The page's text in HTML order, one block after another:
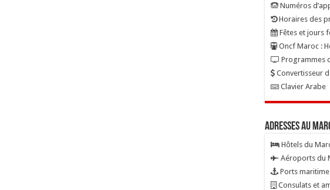
Numéros
Horaires des
Fêtes et jours
Oncf Maroc :
Programmes
Convertisseur
Clavier Arabe
Adresses au
Hôtels du
Aéroports du
Ports
Consulats et